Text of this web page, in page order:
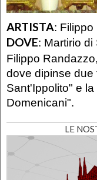
ARTISTA: Filippo
DOVE: Martirio di
Filippo
dove dipinse due
Sant'Ippolito" e
Domenicani".
LE